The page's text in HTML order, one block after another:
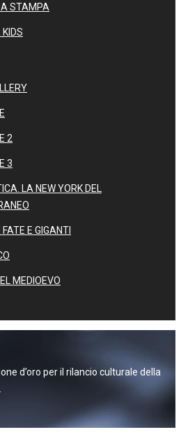
STAMPA
KIDS
2
3
LA NEW YORK DEL
E GIGANTI
MEDIOEVO
d’oro per il rilancio culturale della